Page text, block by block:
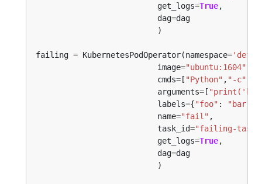
                          get_logs
=True
                          dag
=
failing = KubernetesPodOperator(namespace=
                          image
="ubuntu:1604"
                          cmds
=[ "Python" , "-c"
                          arguments
=[
                          labels
={"foo" : "bar"
                          name
="fail"
                          task_id
="failing-task"
                          get_logs
=True
                          dag
=